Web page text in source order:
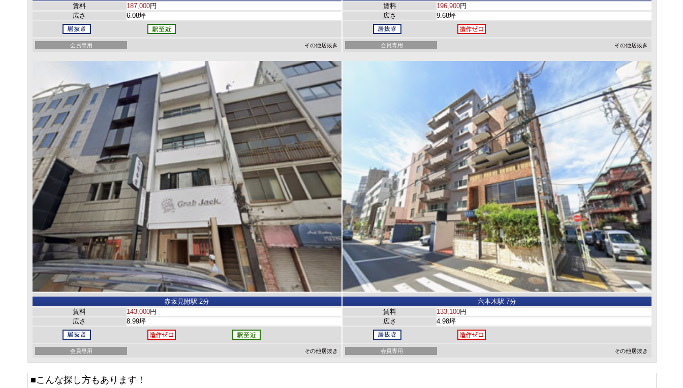
賃料
187,000円
広さ
6.08坪
会員専用 その他居抜き
賃料
196,900円
広さ
9.68坪
会員専用 その他居抜き
赤坂見附駅 2分
賃料
143,000円
広さ
8.99坪
会員専用 その他居抜き
六本木駅 7分
賃料
133,100円
広さ
4.98坪
会員専用 その他居抜き
■こんな探し方もあります！